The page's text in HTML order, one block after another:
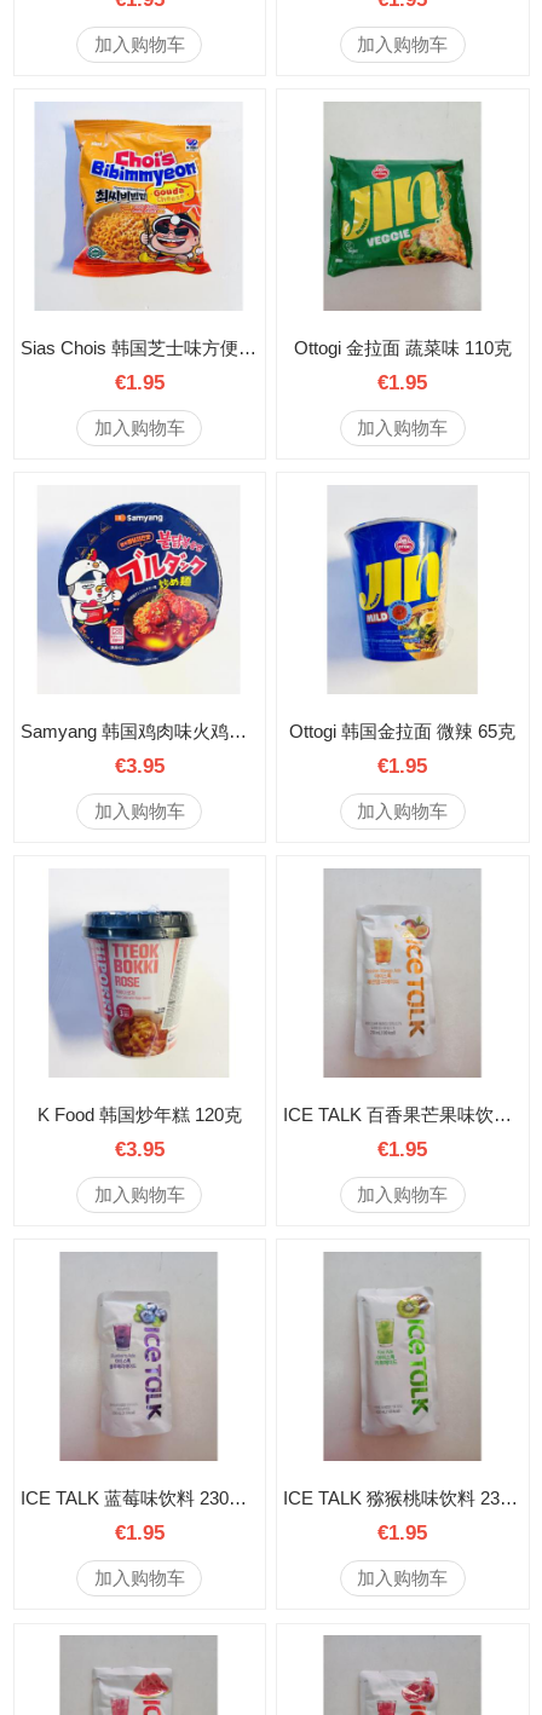
加入购物车 加入购物车
Sias Chois 韩国芝士味方便面 123克
€1.95
加入购物车
Ottogi 金拉面 蔬菜味 110克
€1.95
加入购物车
Samyang 韩国鸡肉味火鸡面 桶装 115克
€3.95
加入购物车
Ottogi 韩国金拉面 微辣 65克
€1.95
加入购物车
K Food 韩国炒年糕 120克
€3.95
加入购物车
ICE TALK 百香果芒果味饮料 230毫升
€1.95
加入购物车
ICE TALK 蓝莓味饮料 230毫升
€1.95
加入购物车
ICE TALK 猕猴桃味饮料 230毫升
€1.95
加入购物车